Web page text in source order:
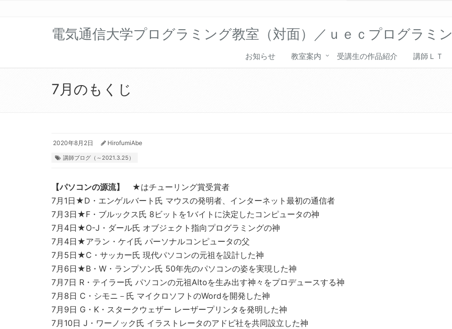
電気通信大学プログラミング教室（対面）／ｕｅｃプログラミ
お知らせ 教室案内 受講生の作品紹介 講師ＬＴ
7月のもくじ
2020年8月2日 HirofumiAbe
講師ブログ（～2021.3.25）
【パソコンの源流】 ★はチューリング賞受賞者
7月1日★D・エンゲルバート氏 マウスの発明者、インターネット最初の通信者
7月3日★F・ブルックス氏 8ビットを1バイトに決定したコンピュータの神
7月4日★O-J・ダール氏 オブジェクト指向プログラミングの神
7月4日★アラン・ケイ氏 パーソナルコンピュータの父
7月5日★C・サッカー氏 現代パソコンの元祖を設計した神
7月6日★B・W・ランプソン氏 50年先のパソコンの姿を実現した神
7月7日 R・テイラー氏 パソコンの元祖Altoを生み出す神々をプロデュースする神
7月8日 C・シモニ－氏 マイクロソフトのWordを開発した神
7月9日 G・K・スタークウェザー レーザープリンタを発明した神
7月10日 J・ワーノック氏 イラストレータのアドビ社を共同設立した神